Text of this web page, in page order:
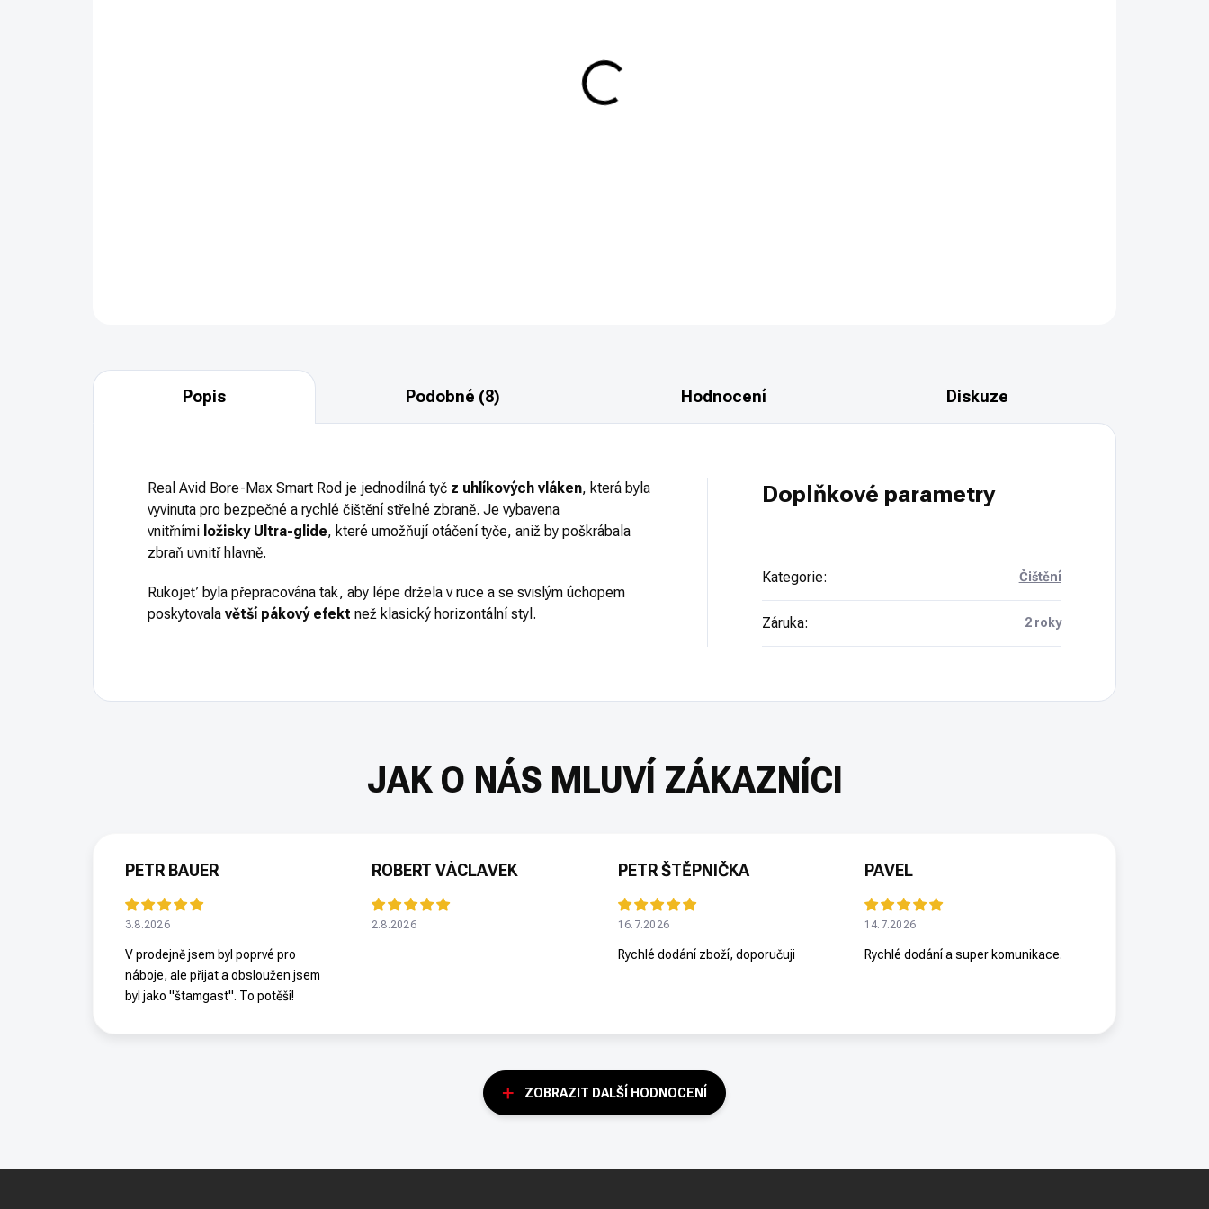
Popis Podobné (8) Hodnocení Diskuze
Real Avid Bore-Max Smart Rod je jednodílná tyč z uhlíkových vláken, která byla
vyvinuta pro bezpečné a rychlé čištění střelné zbraně. Je vybavena
vnitřními ložisky Ultra-glide, které umožňují otáčení tyče, aniž by poškrábala
zbraň uvnitř hlavně.
Rukojeť byla přepracována tak, aby lépe držela v ruce a se svislým úchopem
poskytovala větší pákový efekt než klasický horizontální styl.
Doplňkové parametry
Kategorie: Čištění
Záruka: 2 roky
PETR BAUER
3.8.2026
V prodejně jsem byl poprvé pro
náboje, ale přijat a obsloužen jsem
byl jako "štamgast". To potěší!
ROBERT VÁCLAVEK
2.8.2026
PETR ŠTĚPNIČKA
16.7.2026
Rychlé dodání zboží, doporučuji
PAVEL
14.7.2026
Rychlé dodání a super komunikace.
ZOBRAZIT DALŠÍ HODNOCENÍ